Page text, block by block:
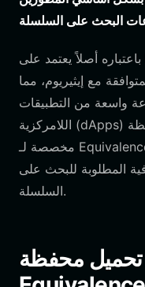
باعتباره أصلاً يعتمد على EVM، يستفيد Equivalence من
مع إيثيريوم، مما
واسعة من التطبيقات
اللامركزية (dApps) والعقود الذكية. يضمن استخدام محفظة
مخصصة لـ Equivalence أنه يمكنك المشاركة في هذه
المطلوبة للبحث على
السلسلة.
تحميل محفظة Bitget